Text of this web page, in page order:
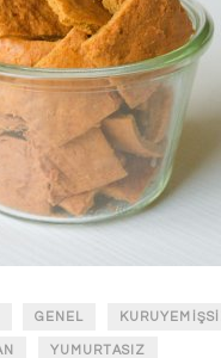
GENEL
YUMURTASIZ